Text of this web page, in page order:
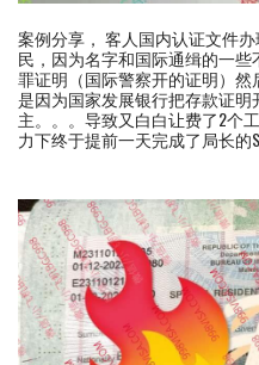
案例分享， 客人国内认证文件
民，因为名字和国际通缉的一
罪证明（国际警察开的证明）
是因为国家发展银行把存款证
主。。。导致又白白让费了2个
力下终于提前一天完成了局长的